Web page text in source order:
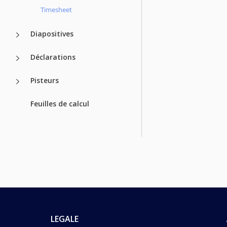
Timesheet
Diapositives
Déclarations
Pisteurs
Feuilles de calcul
LEGALE